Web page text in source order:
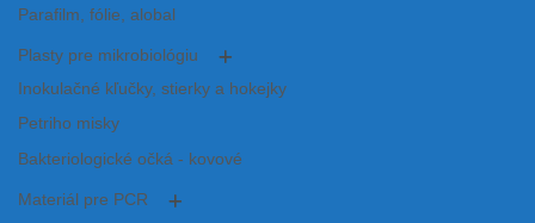
Parafilm, fólie, alobal
Plasty pre mikrobiológiu
Inokulačné kľučky, stierky a hokejky
Petriho misky
Bakteriologické očká - kovové
Materiál pre PCR